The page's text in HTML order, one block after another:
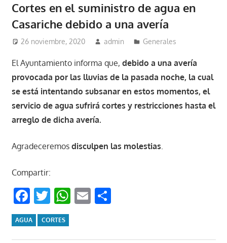
Cortes en el suministro de agua en
Casariche debido a una avería
26 noviembre, 2020 admin Generales
El Ayuntamiento informa que, debido a una avería
provocada por las lluvias de la pasada noche, la cual
se está intentando subsanar en estos momentos, el
servicio de agua sufrirá cortes y restricciones hasta el
arreglo de dicha avería.
Agradeceremos disculpen las molestias
Compartir:
Facebook
Twitter
WhatsApp
EmailCompartir
AGUA CORTES